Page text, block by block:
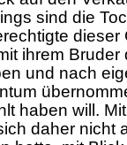
sind die
dieser
ihrem
und nach
haben will.
daher nicht